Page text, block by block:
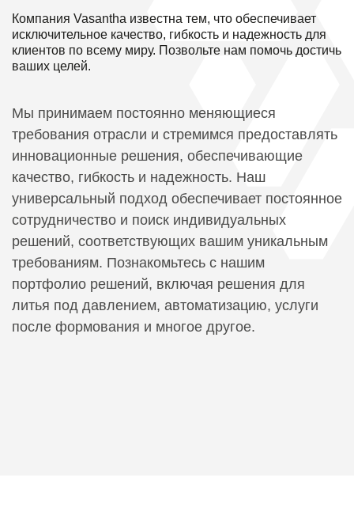
Компания Vasantha известна тем, что обеспечивает
исключительное качество, гибкость и надежность для
клиентов по всему миру. Позвольте нам помочь достичь
ваших целей.
Мы принимаем постоянно меняющиеся
требования отрасли и стремимся предоставлять
инновационные решения, обеспечивающие
качество, гибкость и надежность. Наш
универсальный подход обеспечивает постоянное
сотрудничество и поиск индивидуальных
решений, соответствующих вашим уникальным
требованиям. Познакомьтесь с нашим
портфолио решений, включая решения для
литья под давлением, автоматизацию, услуги
после формования и многое другое.